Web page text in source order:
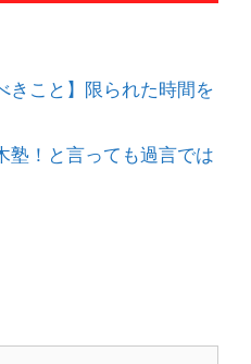
きこと】限られた時間を
塾！と言っても過言では